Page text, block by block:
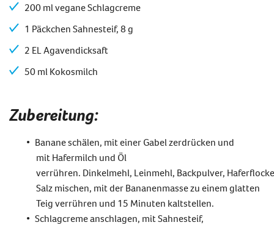
200 ml vegane Schlagcreme
1 Päckchen Sahnesteif, 8 g
2 EL Agavendicksaft
50 ml Kokosmilch
Zubereitung:
Banane schälen, mit einer Gabel zerdrücken und
mit Hafermilch und Öl
verrühren. Dinkelmehl, Leinmehl, Backpulver,
Salz mischen, mit der Bananenmassezu einem glatten
Teig verrühren und 15 Minuten kaltstellen.
Schlagcreme anschlagen, mit Sahnesteif,